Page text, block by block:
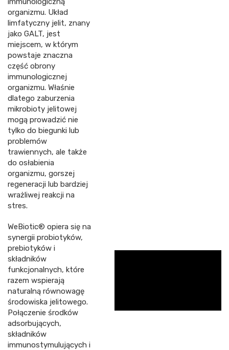
organizmu. Układ
limfatyczny jelit, znany
jako GALT, jest
miejscem, w którym
powstaje znaczna
część obrony
immunologicznej
organizmu. Właśnie
dlatego zaburzenia
mikrobioty jelitowej
mogą prowadzić nie
tylko do biegunki lub
problemów
trawiennych, ale także
do osłabienia
organizmu, gorszej
regeneracji lub bardziej
wrażliwej reakcji na
stres.
WeBiotic® opiera się na
synergii probiotyków,
prebiotyków i
składników
funkcjonalnych, które
razem wspierają
naturalną równowagę
środowiska jelitowego.
Połączenie środków
adsorbujących,
składników
immunostymulujących i